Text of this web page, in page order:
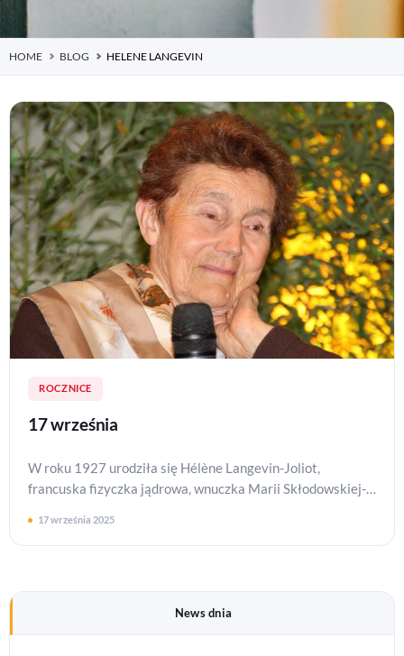
HOME BLOG HELENE LANGEVIN
ROCZNICE
17 września
W roku 1927 urodziła się Hélène Langevin-Joliot,
francuska fizyczka jądrowa, wnuczka Marii Skłodowskiej-
17 września 2025
News dnia